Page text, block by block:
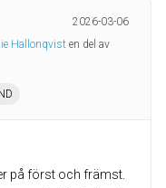
2026-03-06
Hallonqvist en del av
på först och främst.